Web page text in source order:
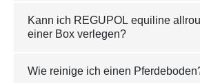
Kann ich REGUPOL equiline
einer Box verlegen?
Wie reinige ich einen